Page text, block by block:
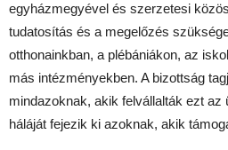
egyházmegyével és szerzetesi
tudatosítás és a megelőzés
otthonainkban, a plébániákon, az
más intézményekben. A bizottság
mindazoknak, akik felvállalták ezt az
háláját fejezik ki azoknak, akik